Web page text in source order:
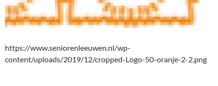
https://www.seniorenleeuwen.nl/wp-
content/uploads/2019/12/cropped-Logo-50-oranje-2-2.png